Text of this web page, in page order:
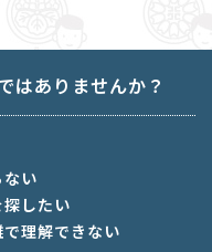
はありませんか？
い
したい
理解できない